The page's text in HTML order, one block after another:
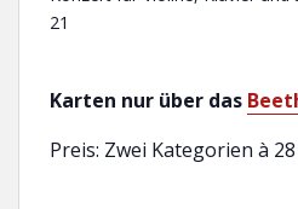
21
Karten nur über das
Preis: Zwei Kategorien à